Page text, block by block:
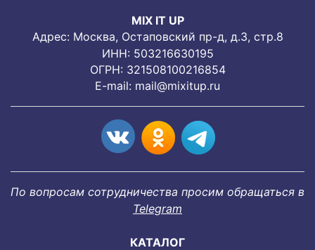
MIX IT UP
Адрес: Москва, Остаповский пр-д, д.3, стр.8
ИНН: 503216630195
ОГРН: 321508100216854
E-mail: mail@mixitup.ru
По вопросам сотрудничества просим обращаться в
Telegram
КАТАЛОГ